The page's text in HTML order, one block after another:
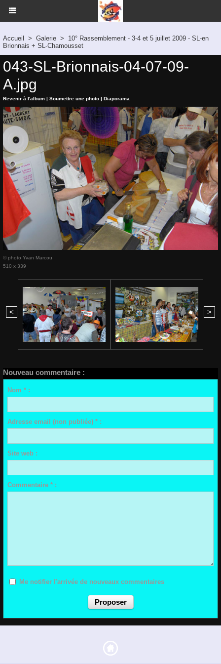
Accueil > Galerie >
10° Rassemblement - 3-4 et 5 juillet 2009 - SL-en
Brionnais + SL-Chamousset
043-SL-Brionnais-04-07-09-
A.jpg
Revenir à l'album | Soumettre une photo | Diaporama
© photo Yvan Marcou
510 x 339
< >
Nouveau commentaire :
Nom * :
Adresse email (non publiée) * :
Site web :
Commentaire * :
Me notifier l'arrivée de nouveaux commentaires